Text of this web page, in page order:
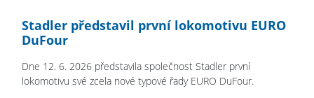
Stadler představil první lokomotivu EURO
DuFour
Dne 12. 6. 2026 představila společnost Stadler první
lokomotivu své zcela nové typové řady EURO DuFour.